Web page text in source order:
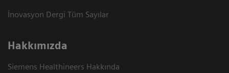
İnovasyon Dergi Tüm Sayılar
Hakkımızda
Siemens Healthineers Hakkında